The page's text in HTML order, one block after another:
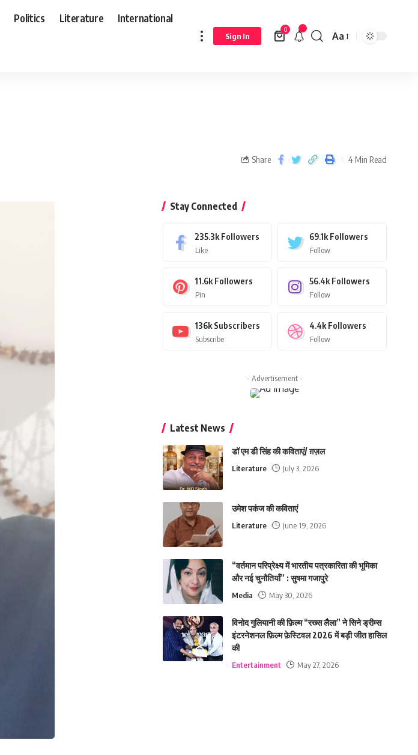
Politics Literature International
Sign In
0
Aa
Share 4 Min Read
Stay Connected
235.3k Followers
Like
69.1k Followers
Follow
11.6k Followers
Pin
56.4k Followers
Follow
136k Subscribers
Subscribe
4.4k Followers
Follow
- Advertisement -
Latest News
डॉ एम डी सिंह की कविताएं/ ग़ज़ल
Literature July 3, 2026
उमेश पकंज की कविताएं
Literature June 19, 2026
“वर्तमान परिप्रेक्ष्य में भारतीय पत्रकारिता की भूमिका
और नई चुनौतियाँ” : सुषमा गजापुरे
Media May 30, 2026
विनोद गुलियानी की फ़िल्म “रख्स लैला” ने सिने ड्रीम्स
इंटरनेशनल फ़िल्म फ़ेस्टिवल 2026 में बड़ी जीत हासिल
की
Entertainment May 27, 2026